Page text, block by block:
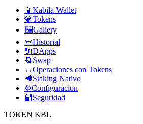
📱 Kabila Wallet
💎Tokens
🖼️Gallery
📜Historial
🔌DApps
🔄Swap
↔️Operaciones con Tokens
🥩Staking Nativo
⚙️Configuración
🔐Seguridad
TOKEN KBL